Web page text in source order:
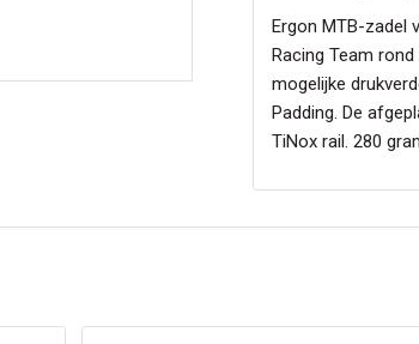
Ergon MTB-zadel
Racing Team
mogelijke
Padding. De
TiNox rail. 280